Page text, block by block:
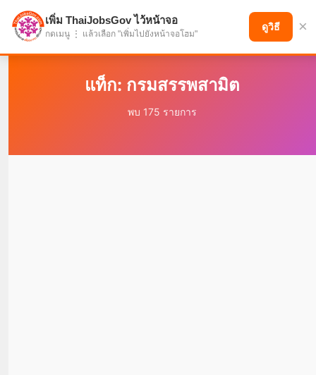
แบ่งปันโอกาส เพื่ออนาคตที่ก้าวหน้า
แท็ก: กรมสรรพสามิต
พบ 175 รายการ
เพิ่ม ThaiJobsGov ไว้หน้าจอ
กดเมนู ⋮ แล้วเลือก "เพิ่มไปยังหน้าจอโฮม"
ดูวิธี ×